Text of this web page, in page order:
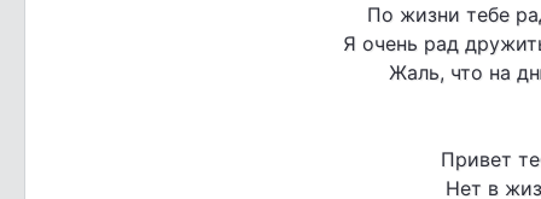
По жизни тебе
Я очень рад
Жаль, что на
Привет
Нет в